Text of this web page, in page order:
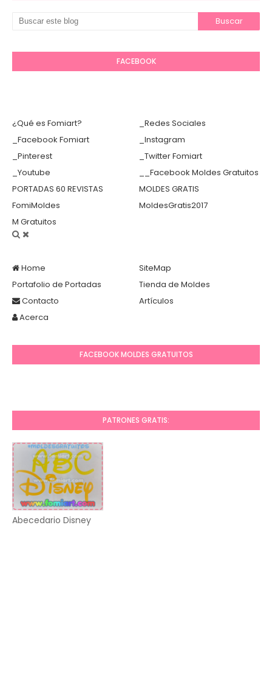
FACEBOOK
¿Qué es Fomiart?
_Redes Sociales
_Facebook Fomiart
_Instagram
_Pinterest
_Twitter Fomiart
_Youtube
__Facebook Moldes Gratuitos
PORTADAS 60 REVISTAS
MOLDES GRATIS
FomiMoldes
MoldesGratis2017
M Gratuitos
Home
SiteMap
Portafolio de Portadas
Tienda de Moldes
Contacto
Artículos
Acerca
FACEBOOK MOLDES GRATUITOS
PATRONES GRATIS:
Abecedario Disney